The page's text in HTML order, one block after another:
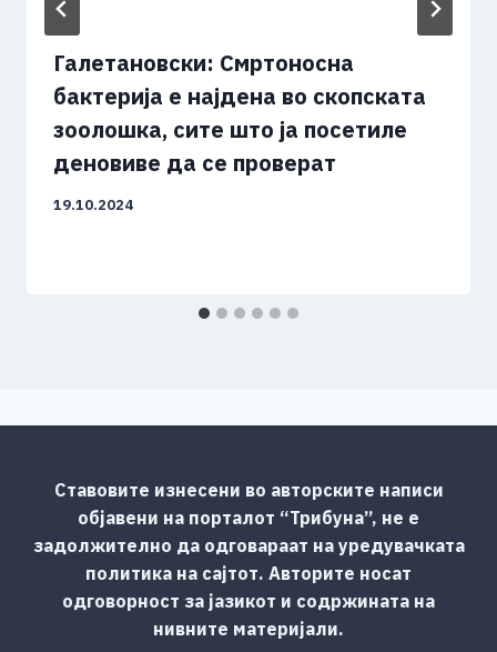
Галетановски: Смртоносна
бактерија е најдена во скопската
зоолошка, сите што ја посетиле
деновиве да се проверат
19.10.2024
Ставовите изнесени во авторските написи
објавени на порталот “Трибуна”, не е
задолжително да одговараат на уредувачката
политика на сајтот. Авторите носат
одговорност за јазикот и содржината на
нивните материјали.